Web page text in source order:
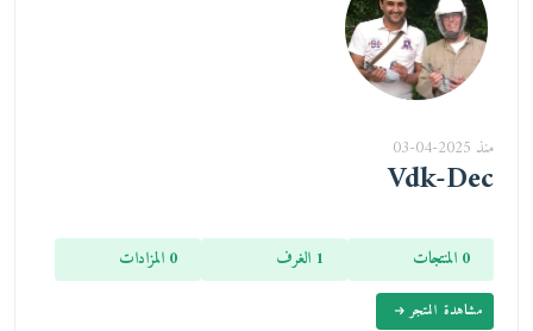
منذ 2025-04-03
Vdk-Dec
0 المنتجات 1 الغرف 0 المزادات
مشاهدة المتجر